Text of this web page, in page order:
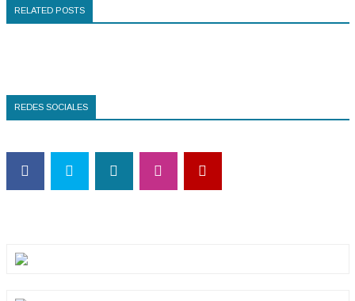
RELATED POSTS
REDES SOCIALES